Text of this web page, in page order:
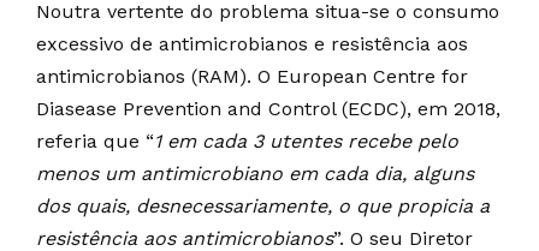
Noutra vertente do problema situa-se o consumo
excessivo de antimicrobianos e resistência aos
antimicrobianos (RAM). O European Centre for
Diasease Prevention and Control (ECDC), em 2018,
referia que “1 em cada 3 utentes recebe pelo
menos um antimicrobiano em cada dia, alguns
dos quais, desnecessariamente, o que propicia a
resistência aos antimicrobianos”. O seu Diretor